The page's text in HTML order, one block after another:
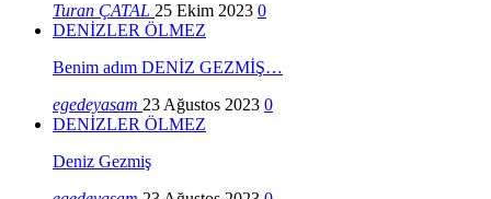
Turan ÇATAL 25 Ekim 2023 0
DENİZLER ÖLMEZ
Benim adım DENİZ GEZMİŞ…
egedeyasam 23 Ağustos 2023 0
DENİZLER ÖLMEZ
Deniz Gezmiş